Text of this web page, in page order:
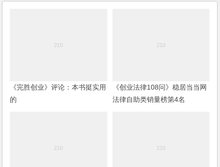
《完胜创业》评论：本书挺实用
的
《创业法律108问》稳居当当网
法律自助类销量榜第4名